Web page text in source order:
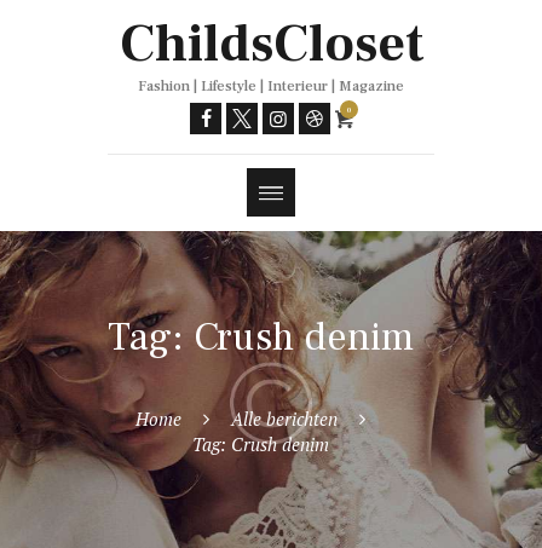
ChildsCloset
Fashion | Lifestyle | Interieur | Magazine
0
Tag: Crush denim
Home
Alle berichten
Tag: Crush denim